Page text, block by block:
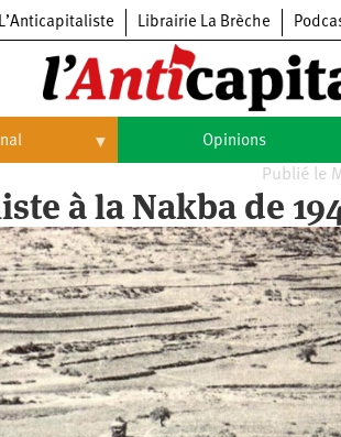
L’Anticapitaliste Librairie La Brèche
Opinions
Histoire
Publié le
à la Nakba de